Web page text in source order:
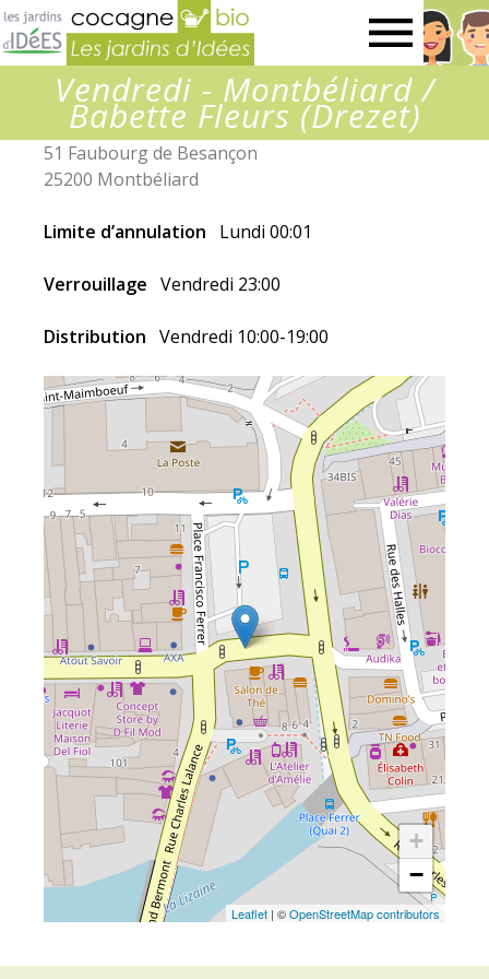
d’idées
Vendredi - Montbéliard /
Babette Fleurs (Drezet)
51 Faubourg de Besançon
25200 Montbéliard
Limite d’annulation Lundi 00:01
Verrouillage Vendredi 23:00
Distribution Vendredi 10:00-19:00
+
−
Leaflet | ©OpenStreetMap contributors